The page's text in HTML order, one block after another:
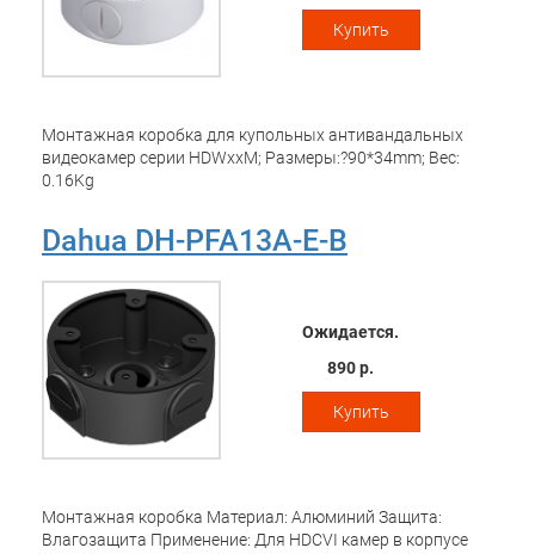
Монтажная коробка для купольных антивандальных
видеокамер серии HDWxxM; Размеры:?90*34mm; Вес:
0.16Kg
Купить
Dahua DH-PFA13A-E-B
Монтажная коробка Материал: Алюминий Защита:
Влагозащита Применение: Для HDCVI камер в корпусе
Ожидается.
890 р.
Купить